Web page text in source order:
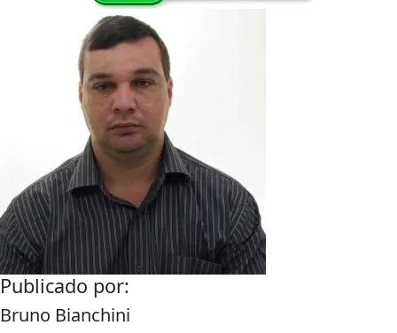
Publicado por:
Bruno Bianchini